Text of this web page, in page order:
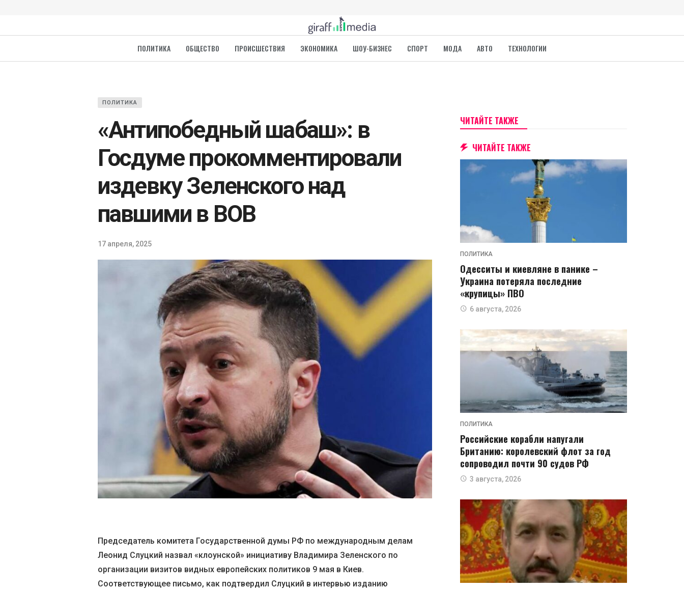
ПОЛИТИКА ОБЩЕСТВО ПРОИСШЕСТВИЯ ЭКОНОМИКА ШОУ-БИЗНЕС СПОРТ МОДА АВТО ТЕХНОЛОГИИ
ПОЛИТИКА
«Антипобедный шабаш»: в
Госдуме прокомментировали
издевку Зеленского над
павшими в ВОВ
17 апреля, 2025
Председатель комитета Государственной думы РФ по международным делам
Леонид Слуцкий назвал «клоунской» инициативу Владимира Зеленского по
организации визитов видных европейских политиков 9 мая в Киев.
Соответствующее письмо, как подтвердил Слуцкий в интервью изданию
ЧИТАЙТЕ ТАКЖЕ
ЧИТАЙТЕ ТАКЖЕ
ПОЛИТИКА
Одесситы и киевляне в панике –
Украина потеряла последние
«крупицы» ПВО
6 августа, 2026
ПОЛИТИКА
Российские корабли напугали
Британию: королевский флот за год
сопроводил почти 90 судов РФ
3 августа, 2026